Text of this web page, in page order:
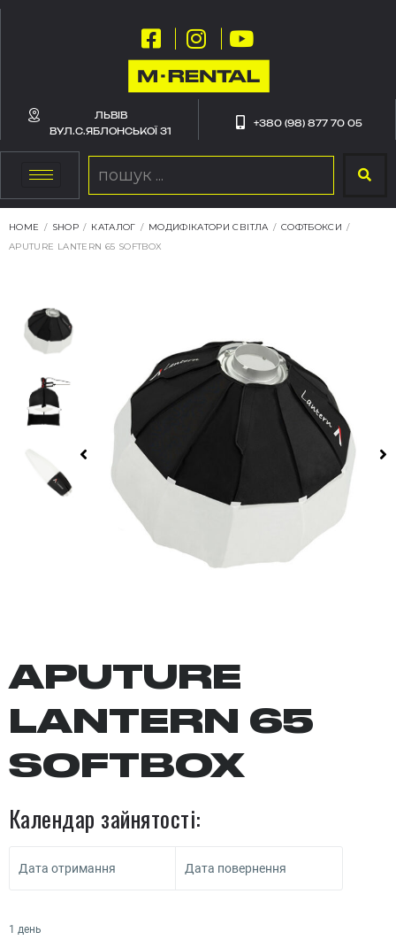
ЛЬВІВ
ВУЛ.С.ЯБЛОНСЬКОЇ 31
+380 (98) 877 70 05
HOME / SHOP / КАТАЛОГ / МОДИФІКАТОРИ СВІТЛА / СОФТБОКСИ /
APUTURE LANTERN 65 SOFTBOX
APUTURE
LANTERN 65
SOFTBOX
Календар зайнятості:
Дата отримання Дата повернення
1 день